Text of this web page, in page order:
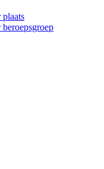
plaats
beroepsgroep